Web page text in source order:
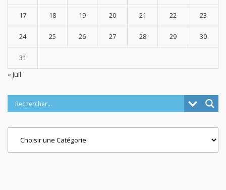
17 18 19 20 21 22 23
24 25 26 27 28 29 30
31
« Juil